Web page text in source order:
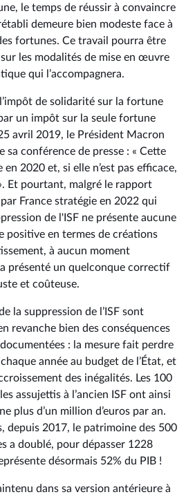
le temps de réussir à convaincre
demeure bien modeste face à
fortunes. Ce travail pourra être
les modalités de mise en œuvre
qui l’accompagnera.
de solidarité sur la fortune
un impôt sur la seule fortune
avril 2019, le Président Macron
sa conférence de presse : « Cette
en 2020 et, si elle n’est pas efficace,
Et pourtant, malgré le rapport
France stratégie en 2022 qui
de l'ISF ne présente aucune
positive en termes de créations
à aucun moment
présenté un quelconque correctif
et coûteuse.
la suppression de l’ISF sont
revanche bien des conséquences
: la mesure fait perdre
année au budget de l’État, et
des inégalités. Les 100
assujettis à l’ancien ISF ont ainsi
plus d’un million d’euros par an.
depuis 2017, le patrimoine des 500
a doublé, pour dépasser 1228
désormais 52% du PIB !
dans sa version antérieure à